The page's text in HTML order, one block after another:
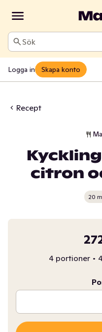
Sök
Logga in Skapa konto
Recept
citron
20
4 portioner •